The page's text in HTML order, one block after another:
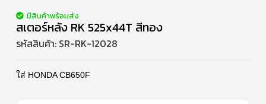
มีสินค้าพร้อมส่ง
สเตอร์หลัง RK 525x44T สีทอง
รหัสสินค้า: SR-RK-12028
ใส่ HONDA CB650F